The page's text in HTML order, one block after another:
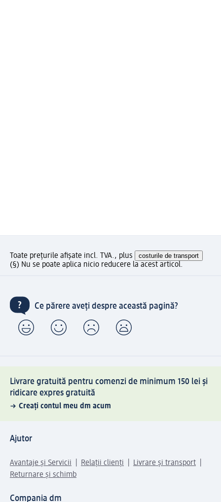
Toate prețurile afișate incl. TVA., plus costurile de transport
(§) Nu se poate aplica nicio reducere la acest articol.
Ce părere aveți despre această pagină?
Livrare gratuită pentru comenzi de minimum 150 lei și
ridicare expres gratuită
Creați contul meu dm acum
Ajutor
Avantaje și Servicii Relații clienți
Livrare și transport
Returnare și schimb
Compania dm